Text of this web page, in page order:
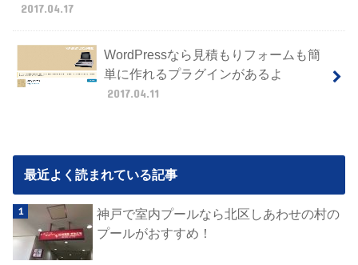
2017.04.17
WordPressなら見積もりフォームも簡
単に作れるプラグインがあるよ
2017.04.11
最近よく読まれている記事
神戸で室内プールなら北区しあわせの村の
プールがおすすめ！